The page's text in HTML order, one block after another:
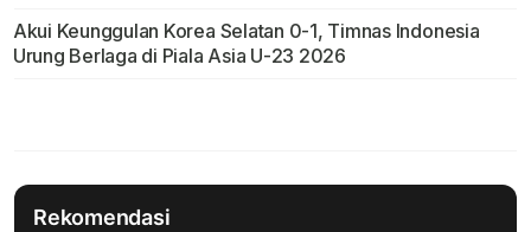
Akui Keunggulan Korea Selatan 0-1, Timnas Indonesia
Urung Berlaga di Piala Asia U-23 2026
Rekomendasi